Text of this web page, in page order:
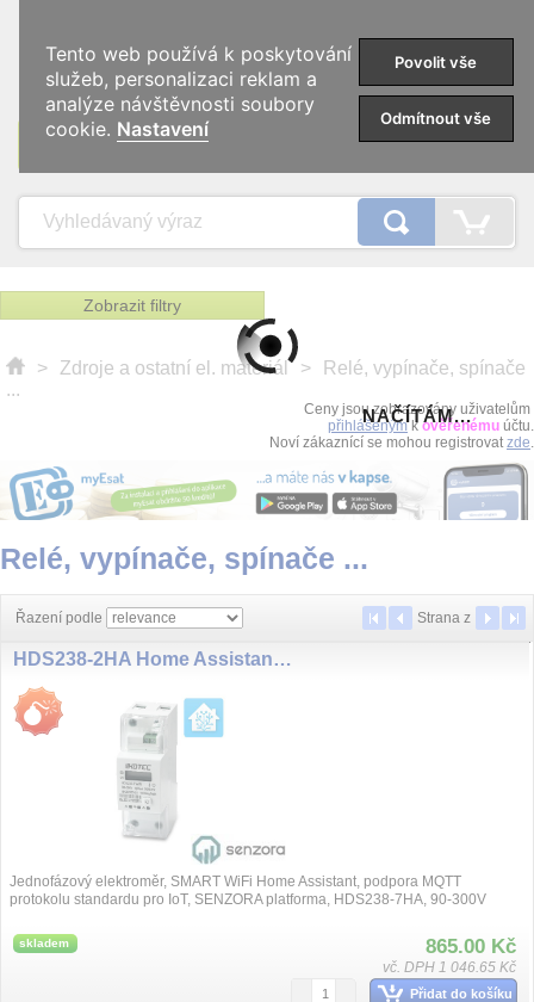
KATEGORIE
Zobrazit filtry
> Zdroje a ostatní el. materiál >
Relé, vypínače, spínače
...
Ceny jsou zobrazovány uživatelům
přihlášenýmk ověřenému účtu.
Noví zákaznící se mohou registrovatzde.
Relé, vypínače, spínače ...
Řazení podle Strana z
NAČÍTÁM...
HDS238-2HA Home Assistant, SENZORA WiFi jednofázový elektroměr el. meter, 65A, LCD display
Jednofázový elektroměr, SMART WiFi Home Assistant, podpora MQTT
protokolu standardu pro IoT, SENZORA platforma, HDS238-7HA, 90-300V
skladem 865.00 Kč
vč. DPH 1 046.65 Kč
Přidat do košíku
Tento web používá k poskytování
služeb, personalizaci reklam a
analýze návštěvnosti soubory
cookie. Nastavení
Povolit vše
Odmítnout vše